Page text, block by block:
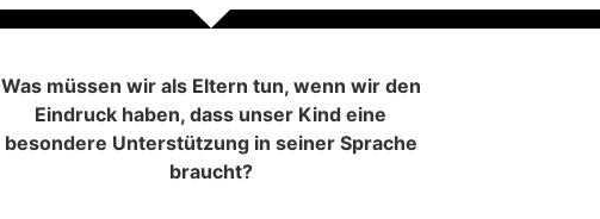
Was müssen wir als Eltern tun, wenn wir den
Eindruck haben, dass unser Kind eine
besondere Unterstützung in seiner Sprache
braucht?